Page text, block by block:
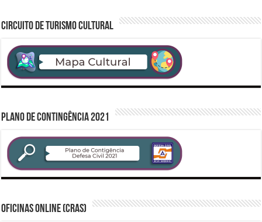
CIRCUITO DE TURISMO CULTURAL
PLANO DE CONTINGÊNCIA 2021
Oficinas Online (CRAS)